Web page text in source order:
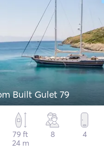
Built Gulet 79
79 ft
24 m
8 4